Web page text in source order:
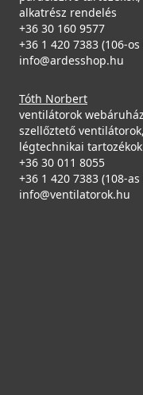
alkatrész rendelés
+36 30 160 9577
+36 1 420 7383 (106-
info@ardesshop.hu
Tóth Norbert
ventilátorok
szellőztető ventilátorok,
légtechnikai tartozékok
+36 30 011 8055
+36 1 420 7383 (108-
info@ventilatorok.hu